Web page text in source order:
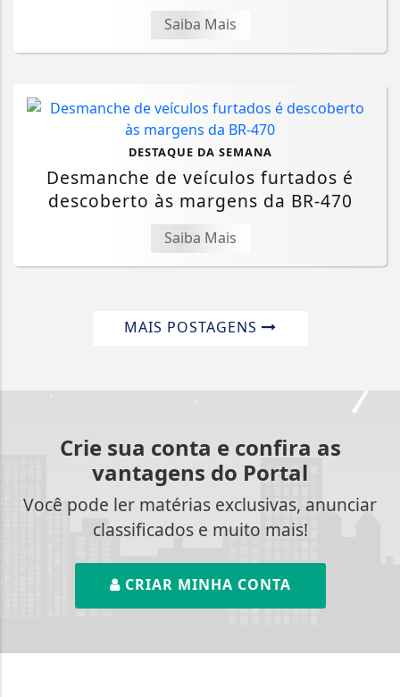
Saiba Mais
DESTAQUE DA SEMANA
Desmanche de veículos furtados é
descoberto às margens da BR-470
Saiba Mais
MAIS POSTAGENS
Crie sua conta e confira as
vantagens do Portal
Você pode ler matérias exclusivas, anunciar
classificados e muito mais!
CRIAR MINHA CONTA